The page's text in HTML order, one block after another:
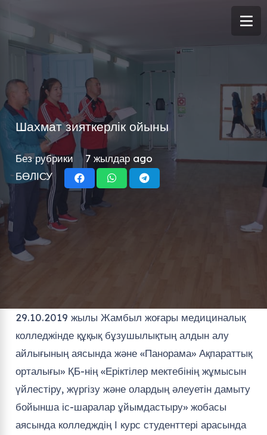
Шахмат зияткерлік ойыны
Без рубрики
7 жылдар ago
БӨЛІСУ
29.10.2019 жылы Жамбыл жоғары медициналық
колледжінде құқық бұзушылықтың алдын алу
айлығының аясында және «Панорама» Ақпараттық
орталығы» ҚБ-нің «Еріктілер мектебінің жұмысын
үйлестіру, жүргізу және олардың әлеуетін дамыту
бойынша іс-шаралар ұйымдастыру» жобасы
аясында колледждің І курс студенттері арасында